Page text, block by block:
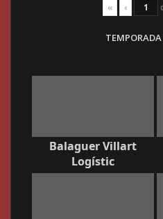
« ‹
Balaguer Villart
Logístic